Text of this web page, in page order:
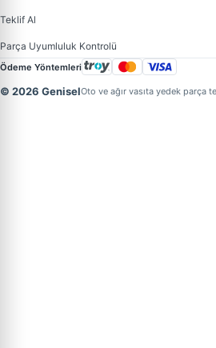
Teklif Al
Parça Uyumluluk Kontrolü
Ödeme Yöntemleri
© 2026 GeniselOto ve ağır vasıta yedek parça